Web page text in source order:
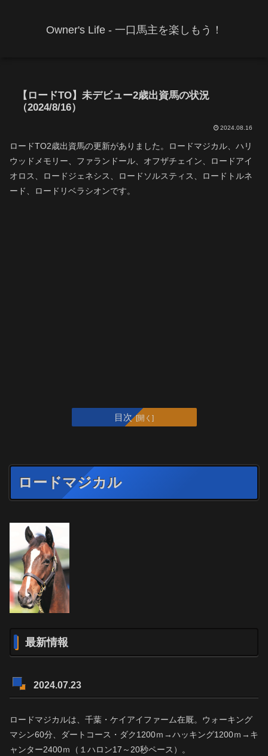
Owner's Life - 一口馬主を楽しもう！
【ロードTO】未デビュー2歳出資馬の状況
（2024/8/16）
2024.08.16
ロードTO2歳出資馬の更新がありました。ロードマジカル、ハリ
ウッドメモリー、ファランドール、オフザチェイン、ロードアイ
オロス、ロードジェネシス、ロードソルスティス、ロードトルネ
ード、ロードリベラシオンです。
目次
ロードマジカル
最新情報
2024.07.23
ロードマジカルは、千葉・ケイアイファーム在厩。ウォーキング
マシン60分、ダートコース・ダク1200ｍ→ハッキング1200ｍ→キ
ャンター2400ｍ（１ハロン17～20秒ペース）。